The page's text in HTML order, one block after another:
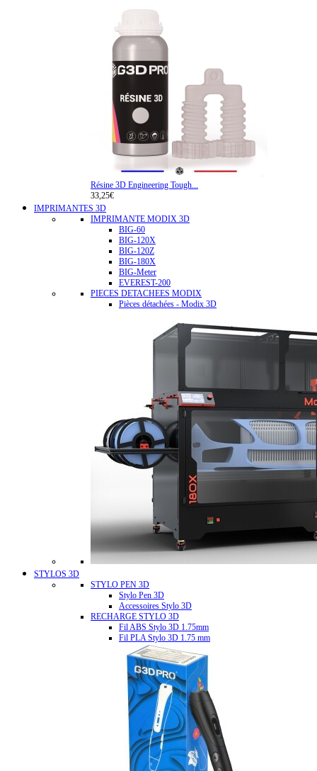
Résine 3D Engineering Tough...
33,25€
IMPRIMANTES 3D
IMPRIMANTE MODIX 3D
BIG-60
BIG-120X
BIG-120Z
BIG-180X
BIG-Meter
EVEREST-200
PIECES DETACHEES MODIX
Pièces détachées - Modix 3D
STYLOS 3D
STYLO PEN 3D
Stylo Pen 3D
Accessoires Stylo 3D
RECHARGE STYLO 3D
Fil ABS Stylo 3D 1.75mm
Fil PLA Stylo 3D 1.75 mm